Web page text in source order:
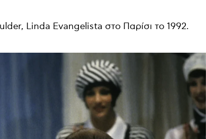
Linda Evangelista στο Παρίσι το 1992.